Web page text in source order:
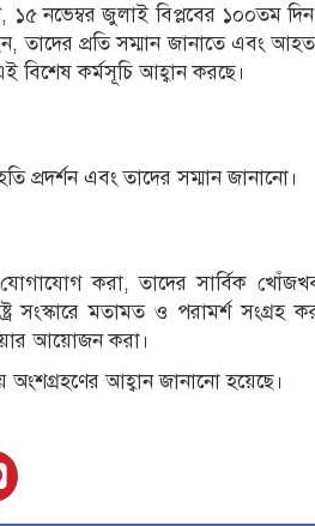
১৫ নভেম্বর জুলাই বিপ্লবের ১০০তম
তাদের প্রতি সম্মান জানাতে এবং
বিশেষ কর্মসূচি আহ্বান করছে।
প্রদর্শন এবং তাদের সম্মান জানানো।
করা, তাদের সার্বিক
সংস্কারে মতামত ও পরামর্শ সংগ্রহ
আয়োজন করা।
আহ্বান জানানো হয়েছে।